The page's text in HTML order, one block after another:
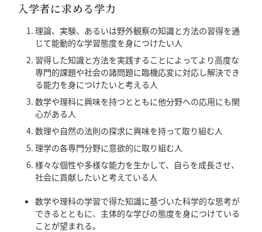
入学者に求める学力
理論、実験、あるいは野外観察の知識と方法の習得を通
じて能動的な学習態度を身につけたい人
習得した知識と方法を実践することによってより高度な
専門的課題や社会の諸問題に臨機応変に対応し解決でき
る能力を身につけたいと考える人
数学や理科に興味を持つとともに他分野への応用にも関
心がある人
数理や自然の法則の探求に興味を持って取り組む人
理学の各専門分野に意欲的に取り組む人
様々な個性や多様な能力を生かして、自らを成長させ、
社会に貢献したいと考えている人
数学や理科の学習で得た知識に基づいた科学的な思考が
できるとともに、主体的な学びの態度を身につけている
ことが望まれる。